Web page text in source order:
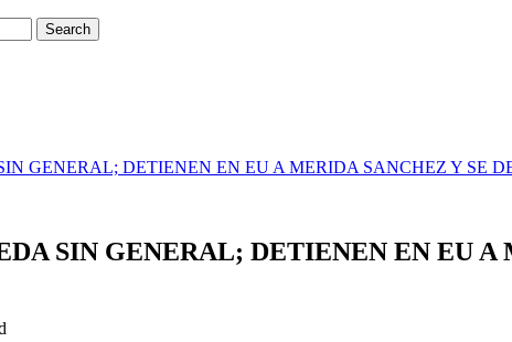
GENERAL; DETIENEN EN EU A MERIDA SANCHEZ Y SE
SIN GENERAL; DETIENEN EN EU